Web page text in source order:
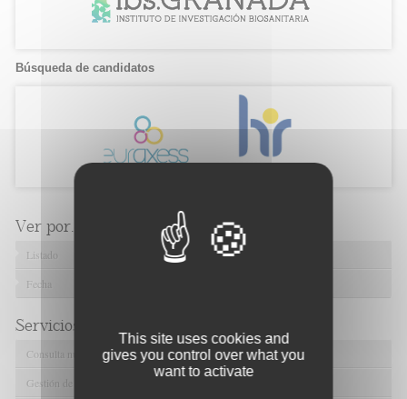
Búsqueda de candidatos
Ver por...
Listado
Fecha
Servicios de FIBAO
Consulta nuestras Ofertas Tecnológicas
Gestión de Ensayos Clínicos y Estudios Observacionales
This site uses cookies and
gives you control over what you
want to activate